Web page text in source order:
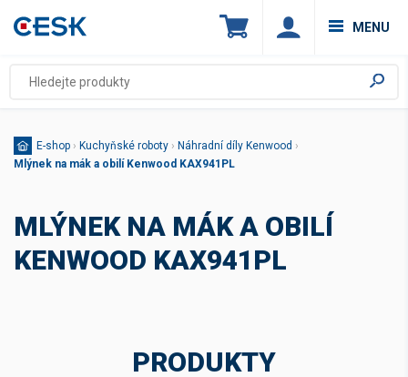
MENU
E-shop › Kuchyňské roboty › Náhradní díly Kenwood ›
Mlýnek na mák a obilí Kenwood KAX941PL
MLÝNEK NA MÁK A OBILÍ
KENWOOD KAX941PL
PRODUKTY